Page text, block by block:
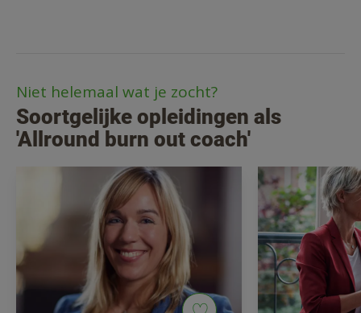
Niet helemaal wat je zocht?
Soortgelijke opleidingen als
'Allround burn out coach'